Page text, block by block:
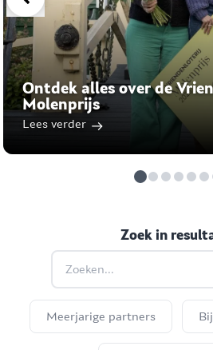
Ontdek alles over de
Molenprijs
Lees verder
Zoek in resultatenZoek in
Meerjarige partners